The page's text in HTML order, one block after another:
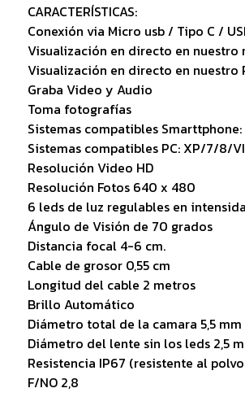
CARACTERÍSTICAS:
Conexión via Micro usb / Tipo C /
Visualización en directo en
Visualización en directo en nuestro
Graba Video y Audio
Toma fotografías
Sistemas compatibles
Sistemas compatibles PC: XP/7/8/
Resolución Video HD
Resolución Fotos 640 x 480
6 leds de luz regulables en
Ángulo de Visión de 70 grados
Distancia focal 4-6 cm.
Cable de grosor 0,55 cm
Longitud del cable 2 metros
Brillo Automático
Diámetro total de la camara 5,5 mm
Diámetro del lente sin los leds 2,5
Resistencia IP67 (resistente al
F/NO 2,8